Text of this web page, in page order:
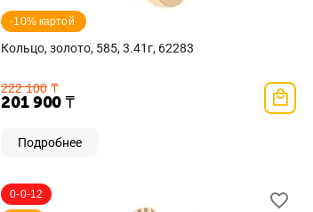
-10% картой
Кольцо, золото, 585, 3.41г, 62283
222 100 ₸
201 900₸
Подробнее
0-0-12